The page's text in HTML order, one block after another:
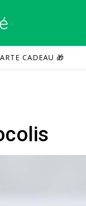
CADEAU 🎁